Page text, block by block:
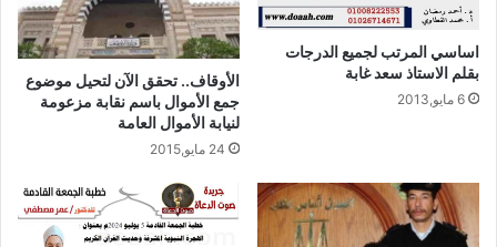
اساسي المرتب لجميع الدرجات
بقلم الاستاذ سعد غابة
6 مايو,2013
الأوقاف.. تحقق الآن لتحيل موضوع
جمع الأموال باسم نقابة مزعومة
لنيابة الأموال العامة
24 مايو,2015